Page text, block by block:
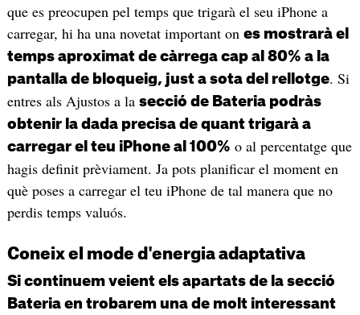
que es preocupen pel temps que trigarà el seu iPhone a
carregar, hi ha una novetat important on es mostrarà el
temps aproximat de càrrega cap al 80% a la
pantalla de bloqueig, just a sota del rellotge. Si
entres als Ajustos a la secció de Bateria podràs
obtenir la dada precisa de quant trigarà a
carregar el teu iPhone al 100% o al percentatge que
hagis definit prèviament. Ja pots planificar el moment en
què poses a carregar el teu iPhone de tal manera que no
perdis temps valuós.
Coneix el mode d'energia adaptativa
Si continuem veient els apartats de la secció
Bateria en trobarem una de molt interessant